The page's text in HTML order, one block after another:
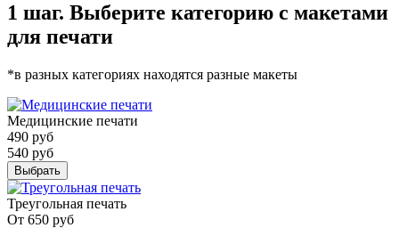
1 шаг. Выберите категорию с макетами
для печати
*в разных категориях находятся разные макеты
Медицинские печати
490 руб
540 руб
Выбрать
Треугольная печать
От 650 руб